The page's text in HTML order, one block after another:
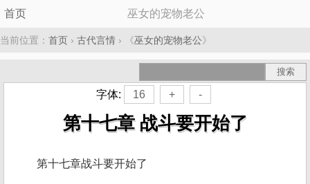
首页 巫女的宠物老公
当前位置： 首页 › 古代言情 › 《巫女的宠物老公》
字体: 16 + -
第十七章 战斗要开始了
第十七章战斗要开始了